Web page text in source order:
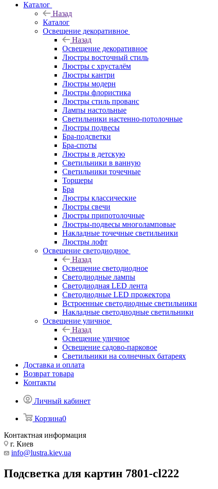
Каталог
Назад
Каталог
Освещение декоративное
Назад
Освещение декоративное
Люстры восточный стиль
Люстры с хрусталём
Люстры кантри
Люстры модерн
Люстры флористика
Люстры стиль прованс
Лампы настольные
Светильники настенно-потолочные
Люстры подвесы
Бра-подсветки
Бра-споты
Люстры в детскую
Светильники в ванную
Светильники точечные
Торшеры
Бра
Люстры классические
Люстры свечи
Люстры припотолочные
Люстры-подвесы многоламповые
Накладные точечные светильники
Люстры лофт
Освещение светодиодное
Назад
Освещение светодиодное
Светодиодные лампы
Светодиодная LED лента
Светодиодные LED прожектора
Встроенные светодиодные светильники
Накладные светодиодные светильники
Освещение уличное
Назад
Освещение уличное
Освещение садово-парковое
Светильники на солнечных батареях
Доставка и оплата
Возврат товара
Контакты
Личный кабинет
Корзина0
Контактная информация
г. Киев
info@lustra.kiev.ua
Подсветка для картин 7801-cl222